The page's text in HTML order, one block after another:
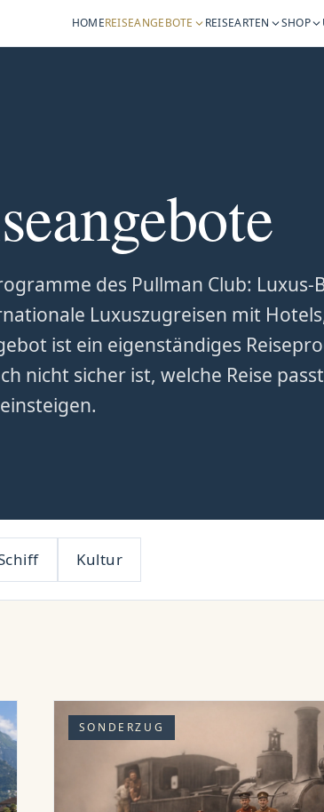
HOMEREISEANGEBOTE REISEARTEN SHOP
des Pullman Club:
Luxuszugreisen mit
ist ein eigenständiges
nicht sicher ist, welche Reise
Kultur
SONDERZUG